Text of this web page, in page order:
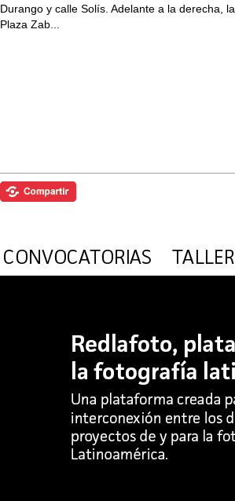
Durango y calle Solís. Adelante a la derecha, la
Plaza Zab...